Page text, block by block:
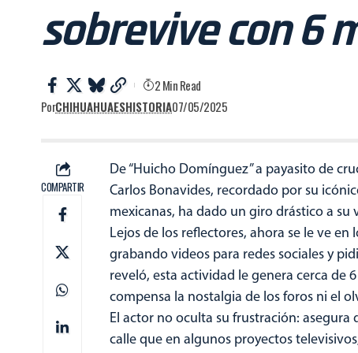
sobrevive con 6
PorCHIHUAHUAESHISTORIA07/05/2025
2 Min Read
COMPARTIR
De “Huicho Domínguez” a payasito de
Carlos Bonavides, recordado por su
mexicanas, ha dado un giro drástico a su
Lejos de los reflectores, ahora se le ve
grabando videos para redes sociales y
reveló, esta actividad le genera cerca de
compensa la nostalgia de los foros ni el
El actor no oculta su frustración:
calle que en algunos proyectos